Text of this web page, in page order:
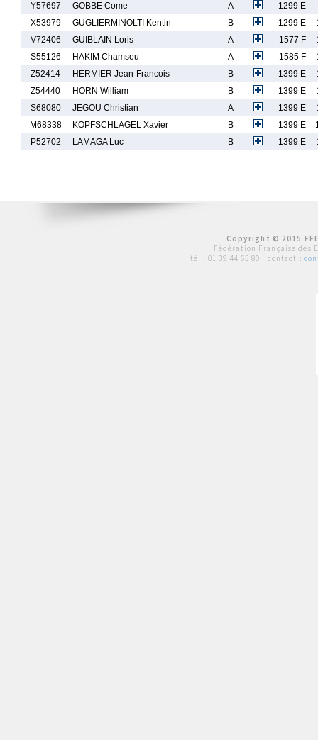
Y57697
GOBBE Come A
1299 E
X53979
GUGLIERMINOLTI Kentin B 1299 E
V72406
GUIBLAIN Loris A 1577 F
S55126
HAKIM Chamsou A 1585 F
Z52414
HERMIER Jean-Francois B 1399 E
Z54440
HORN William B 1399 E
S68080
JEGOU Christian A 1399 E
M68338
KOPFSCHLAGEL Xavier B 1399 E
P52702
LAMAGA Luc B 1399 E
Copyright © 2015
Fédération Française des
tél : 01 39 44 65 80 | contact :